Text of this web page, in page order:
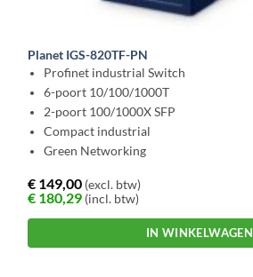
Planet IGS-820TF-PN
Profinet industrial Switch
6-poort 10/100/1000T
2-poort 100/1000X SFP
Compact industrial
Green Networking
€ 149,00 (excl. btw)
€ 180,29 (incl. btw)
IN WINKELWAGEN